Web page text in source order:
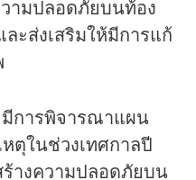
ามปลอดภัยบนท้อง
ะส่งเสริมให้มีการแก้
การพิจารณาแผน
ตุในช่วงเทศกาลปี
างความปลอดภัยบน